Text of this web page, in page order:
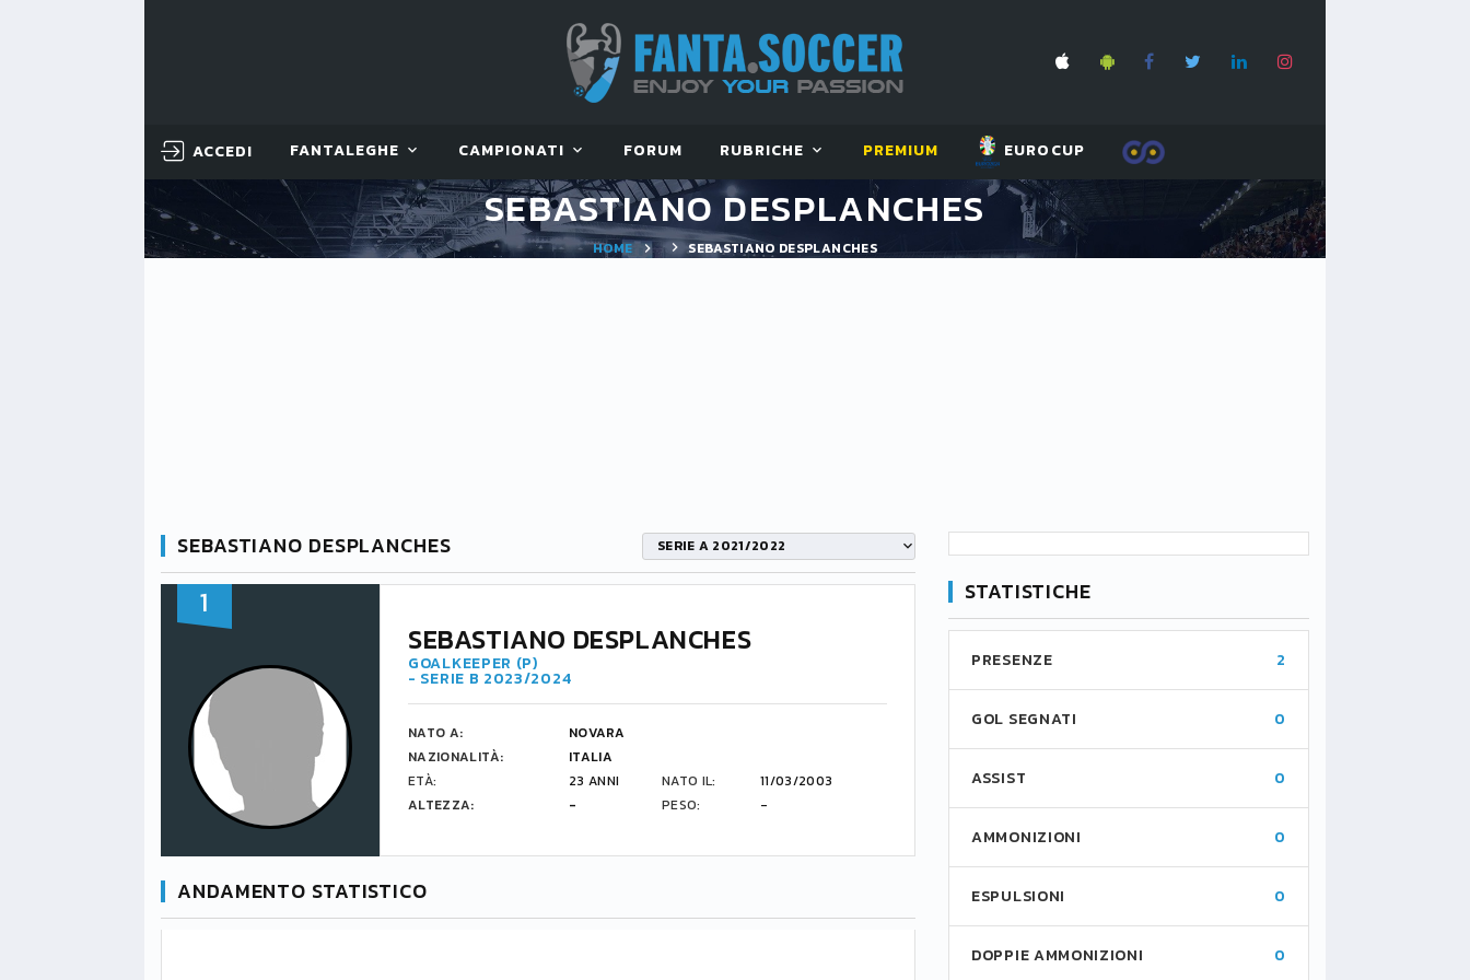
ACCEDI FANTALEGHE CAMPIONATI FORUM RUBRICHE PREMIUM EUROCUP
SEBASTIANO DESPLANCHES
HOME SEBASTIANO DESPLANCHES
SEBASTIANO DESPLANCHES SERIE A 2021/2022
1
SEBASTIANO DESPLANCHES
GOALKEEPER (P)
- SERIE B 2023/2024
NATO A:
NOVARA
NAZIONALITÀ:
ITALIA
ETÀ:
23 ANNI NATO IL:
11/03/2003
ALTEZZA:
- PESO: -
ANDAMENTO STATISTICO
STATISTICHE
PRESENZE 2
GOL SEGNATI 0
ASSIST 0
AMMONIZIONI 0
ESPULSIONI 0
DOPPIE AMMONIZIONI 0